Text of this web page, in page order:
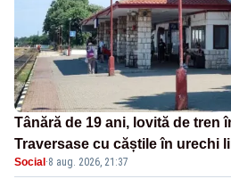
Tânără de 19 ani, lovită de tren
Traversase cu căștile în urechi
nepermis
Social ·8 aug. 2026, 21:37